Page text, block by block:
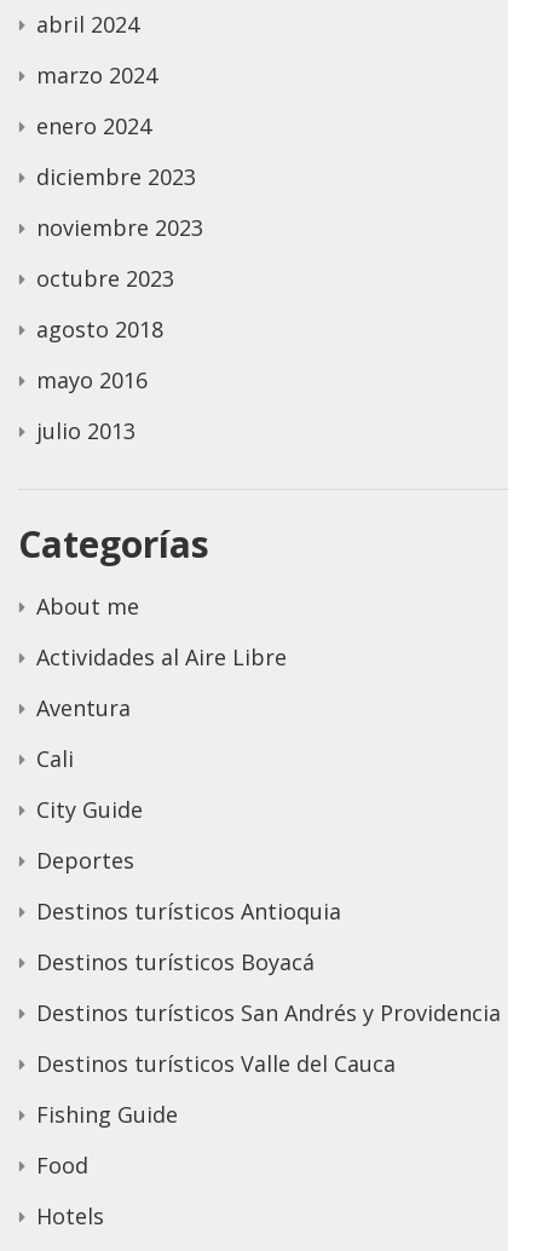
abril 2024
marzo 2024
enero 2024
diciembre 2023
noviembre 2023
octubre 2023
agosto 2018
mayo 2016
julio 2013
Categorías
About me
Actividades al Aire Libre
Aventura
Cali
City Guide
Deportes
Destinos turísticos Antioquia
Destinos turísticos Boyacá
Destinos turísticos San Andrés y Providencia
Destinos turísticos Valle del Cauca
Fishing Guide
Food
Hotels